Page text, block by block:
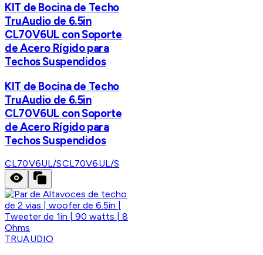
KIT de Bocina de Techo
TruAudio de 6.5in
CL70V6UL con Soporte
de Acero Rígido para
Techos Suspendidos
KIT de Bocina de Techo
TruAudio de 6.5in
CL70V6UL con Soporte
de Acero Rígido para
Techos Suspendidos
CL70V6UL/SCL70V6UL/S
TRUAUDIO